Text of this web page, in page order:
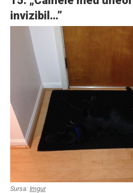
invizibil…”
Sursa: Imgur